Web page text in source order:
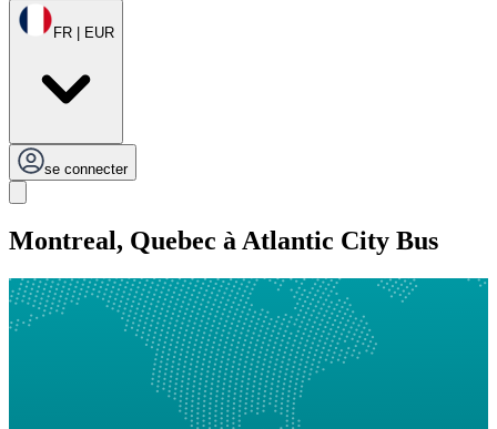
FR | EUR
se connecter
Montreal, Quebec à Atlantic City Bus